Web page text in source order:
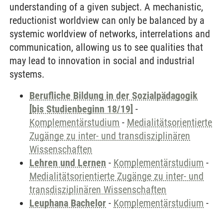
understanding of a given subject. A mechanistic,
reductionist worldview can only be balanced by a
systemic worldview of networks, interrelations and
communication, allowing us to see qualities that
may lead to innovation in social and industrial
systems.
Berufliche Bildung in der Sozialpädagogik
[bis Studienbeginn 18/19] -
Komplementärstudium - Medialitätsorientierte
Zugänge zu inter- und transdisziplinären
Wissenschaften
Lehren und Lernen - Komplementärstudium -
Medialitätsorientierte Zugänge zu inter- und
transdisziplinären Wissenschaften
Leuphana Bachelor - Komplementärstudium -